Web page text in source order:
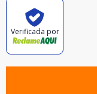
Verificada por